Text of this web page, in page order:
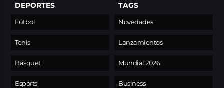
DEPORTES
Fútbol
Tenis
Básquet
Esports
TAGS
Novedades
Lanzamientos
Mundial 2026
Business